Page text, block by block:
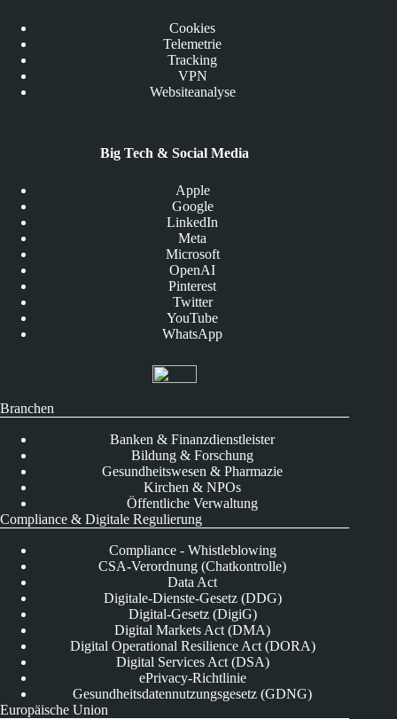
Cookies
Telemetrie
Tracking
VPN
Websiteanalyse
Big Tech & Social Media
Apple
Google
LinkedIn
Meta
Microsoft
OpenAI
Pinterest
Twitter
YouTube
WhatsApp
Branchen
Banken & Finanzdienstleister
Bildung & Forschung
Gesundheitswesen & Pharmazie
Kirchen & NPOs
Öffentliche Verwaltung
Compliance & Digitale Regulierung
Compliance - Whistleblowing
CSA-Verordnung (Chatkontrolle)
Data Act
Digitale-Dienste-Gesetz (DDG)
Digital-Gesetz (DigiG)
Digital Markets Act (DMA)
Digital Operational Resilience Act (DORA)
Digital Services Act (DSA)
ePrivacy-Richtlinie
Gesundheitsdatennutzungsgesetz (GDNG)
Europäische Union